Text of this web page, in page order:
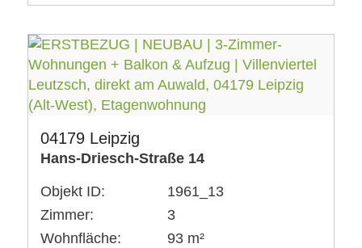
04179 Leipzig
Hans-Driesch-Straße 14
Objekt ID:
1961_13
Zimmer:
3
Wohnfläche:
93 m²